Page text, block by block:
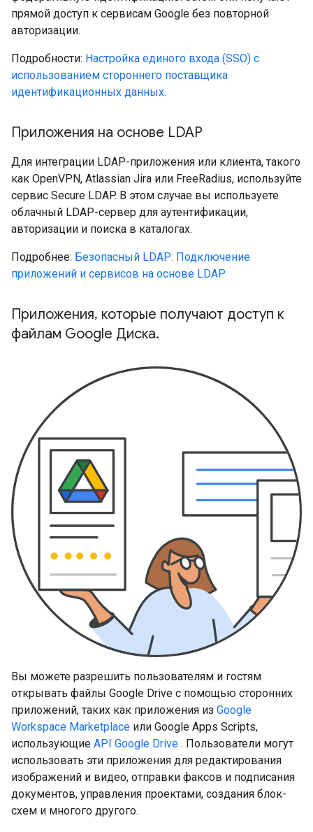
прямой доступ к сервисам Google без повторной
авторизации.
Подробности: Настройка единого входа (SSO) с
использованием стороннего поставщика
идентификационных данных.
Приложения на основе LDAP
Для интеграции LDAP-приложения или клиента, такого
как OpenVPN, Atlassian Jira или FreeRadius, используйте
сервис Secure LDAP. В этом случае вы используете
облачный LDAP-сервер для аутентификации,
авторизации и поиска в каталогах.
Подробнее: Безопасный LDAP: Подключение
приложений и сервисов на основе LDAP
Приложения, которые получают доступ к
файлам Google Диска.
Вы можете разрешить пользователям и гостям
открывать файлы Google Drive с помощью сторонних
приложений, таких как приложения из Google
Workspace Marketplace или Google Apps Scripts,
использующие API Google Drive . Пользователи могут
использовать эти приложения для редактирования
изображений и видео, отправки факсов и подписания
документов, управления проектами, создания блок-
схем и многого другого.